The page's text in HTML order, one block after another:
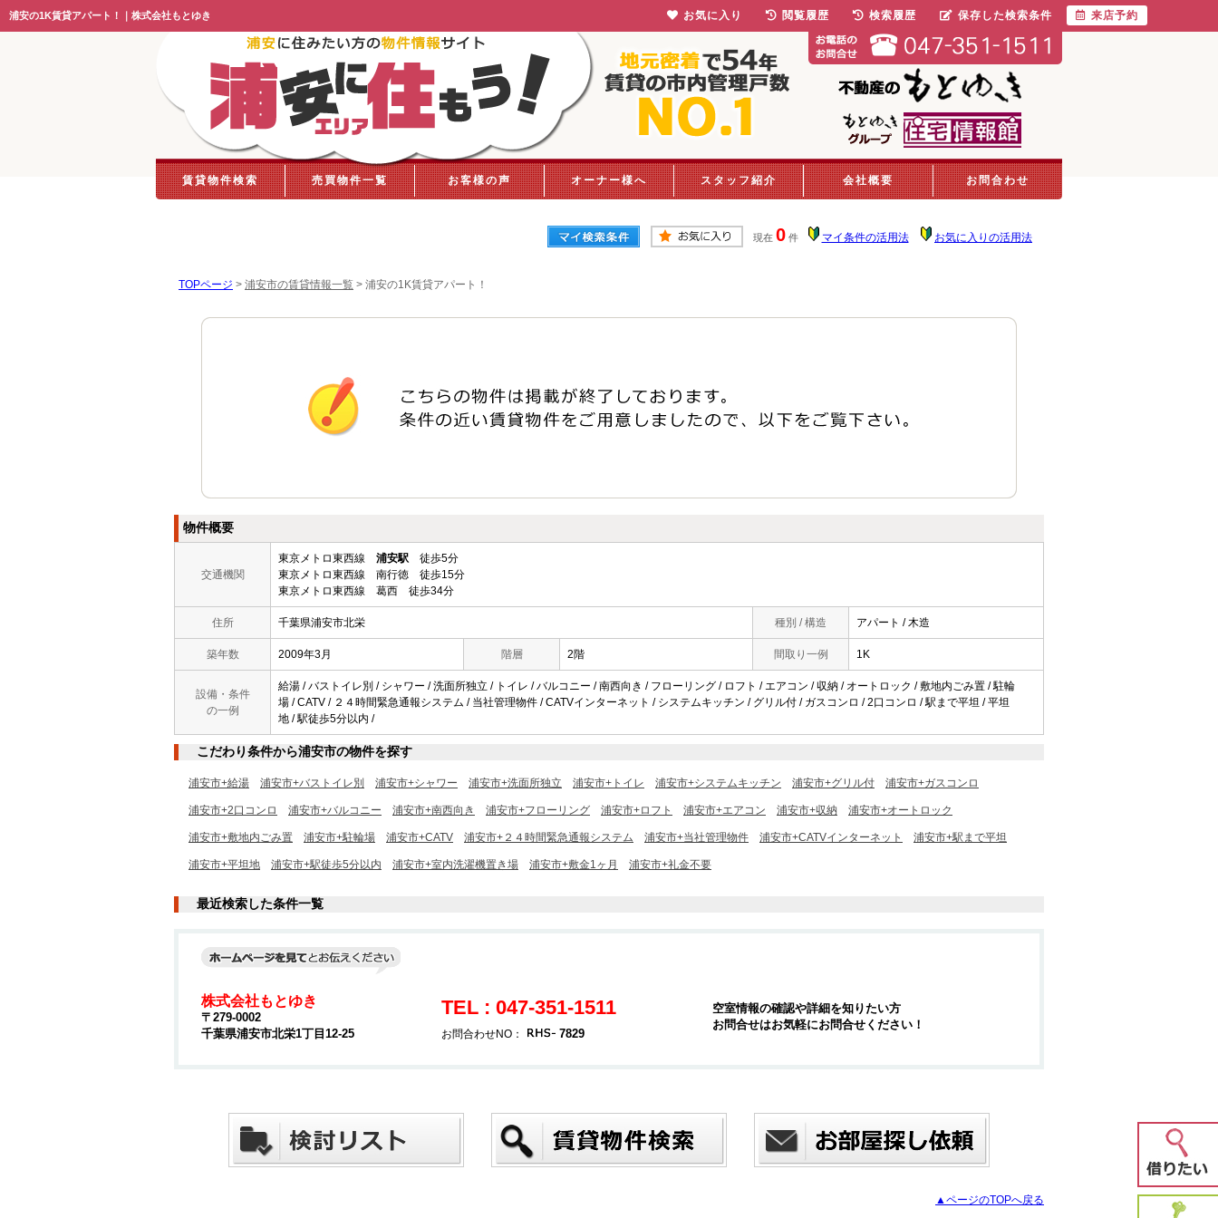
浦安の1K賃貸アパート！｜株式会社もとゆき
賃貸物件検索 売買物件一覧 お客様の声 オーナー様へ スタッフ紹介 会社概要 お問合わせ
現在 0 件 マイ条件の活用法 お気に入りの活用法
TOPページ > 浦安市の賃貸情報一覧 > 浦安の1K賃貸アパート！
物件概要
交通機関
東京メトロ東西線 浦安駅 徒歩5分
東京メトロ東西線 南行徳 徒歩15分
東京メトロ東西線 葛西 徒歩34分
住所 千葉県浦安市北栄 種別 / 構造 アパート / 木造
築年数 2009年3月 階層 2階 間取り一例 1K
設備・条件
の一例
給湯 / バストイレ別 / シャワー / 洗面所独立 / トイレ / バルコニー / 南西向き / フローリング / ロフト / エアコン / 収納 / オートロック / 敷地内ごみ置 / 駐輪
場 / CATV / ２４時間緊急通報システム / 当社管理物件 / CATVインターネット / システムキッチン / グリル付 / ガスコンロ / 2口コンロ / 駅まで平坦 / 平坦
地 / 駅徒歩5分以内 /
こだわり条件から浦安市の物件を探す
浦安市+給湯 浦安市+バストイレ別 浦安市+シャワー 浦安市+洗面所独立 浦安市+トイレ 浦安市+システムキッチン 浦安市+グリル付 浦安市+ガスコンロ
浦安市+2口コンロ 浦安市+バルコニー 浦安市+南西向き 浦安市+フローリング 浦安市+ロフト 浦安市+エアコン 浦安市+収納 浦安市+オートロック
浦安市+敷地内ごみ置 浦安市+駐輪場 浦安市+CATV 浦安市+２４時間緊急通報システム 浦安市+当社管理物件 浦安市+CATVインターネット 浦安市+駅まで平坦
浦安市+平坦地 浦安市+駅徒歩5分以内 浦安市+室内洗濯機置き場 浦安市+敷金1ヶ月 浦安市+礼金不要
最近検索した条件一覧
株式会社もとゆき
〒279-0002
千葉県浦安市北栄1丁目12-25
TEL : 047-351-1511
お問合わせNO： 7829
空室情報の確認や詳細を知りたい方
お問合せはお気軽にお問合せください！
▲ページのTOPへ戻る
お気に入り 閲覧履歴 検索履歴 保存した検索条件 来店予約